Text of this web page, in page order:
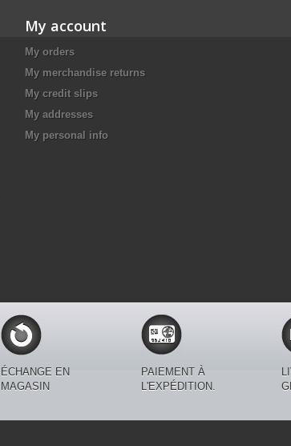
My account
My orders
My merchandise returns
My credit slips
My addresses
My personal info
ÉCHANGE EN
MAGASIN
PAIEMENT À
L'EXPÉDITION.